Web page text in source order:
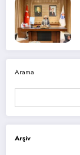
Arama
Arşiv